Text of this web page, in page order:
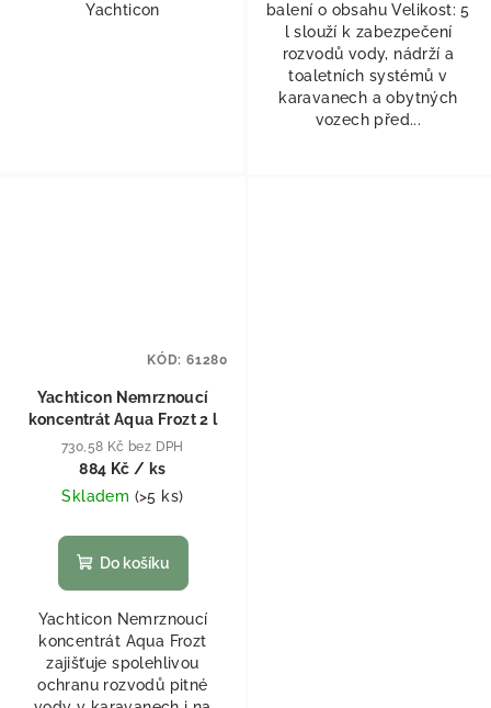
Yachticon
balení o obsahu Velikost: 5
l slouží k zabezpečení
rozvodů vody, nádrží a
toaletních systémů v
karavanech a obytných
vozech před...
Yachticon Nemrznoucí
koncentrát Aqua Frozt 2 l
730,58 Kč bez DPH
884 Kč / ks
Skladem (>5 ks)
Do košíku
Yachticon Nemrznoucí
koncentrát Aqua Frozt
zajišťuje spolehlivou
ochranu rozvodů pitné
KÓD: 61280